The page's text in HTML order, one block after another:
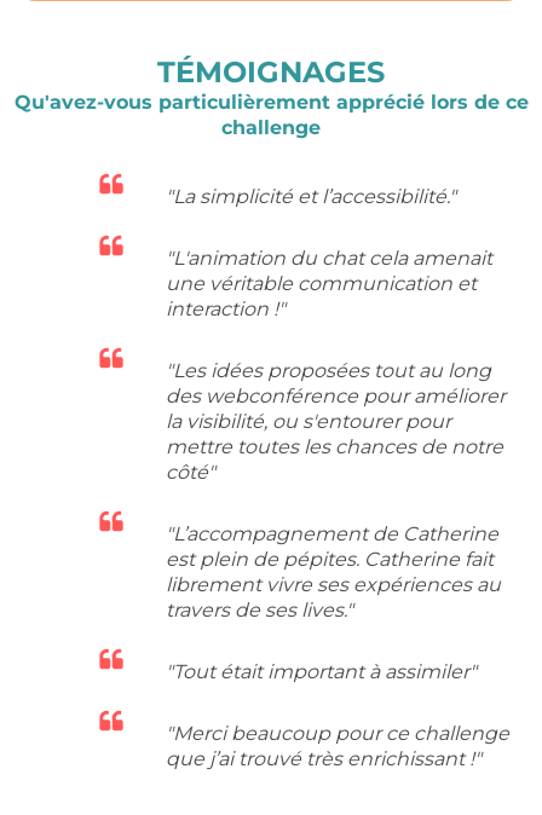
TÉMOIGNAGES
Qu'avez-vous particulièrement apprécié lors de ce
challenge
"La simplicité et l’accessibilité."
"L'animation du chat cela amenait
une véritable communication et
interaction !"
"Les idées proposées tout au long
des webconférence pour améliorer
la visibilité, ou s'entourer pour
mettre toutes les chances de notre
côté"
"L’accompagnement de Catherine
est plein de pépites. Catherine fait
librement vivre ses expériences au
travers de ses lives."
"Tout était important à assimiler"
"Merci beaucoup pour ce challenge
que j’ai trouvé très enrichissant !"